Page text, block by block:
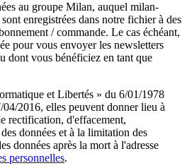
au groupe Milan, auquel milan-
enregistrées dans notre fichier à des
/ commande. Le cas échéant,
pour vous envoyer les newsletters
dont vous bénéficiez en tant que
et Libertés » du 6/01/1978
2016, elles peuvent donner lieu à
rectification, d'effacement,
données et à la limitation des
données après la mort à l'adresse
personnelles.